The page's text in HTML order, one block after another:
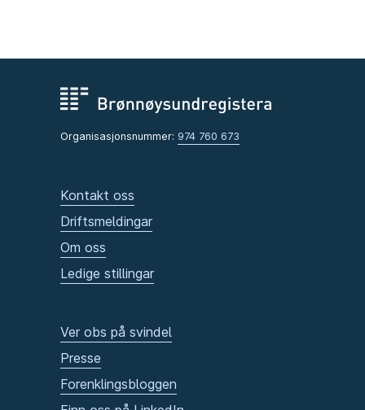
Organisasjonsnummer: 974 760 673
Kontakt oss
Driftsmeldingar
Om oss
Ledige stillingar
Ver obs på svindel
Presse
Forenklingsbloggen